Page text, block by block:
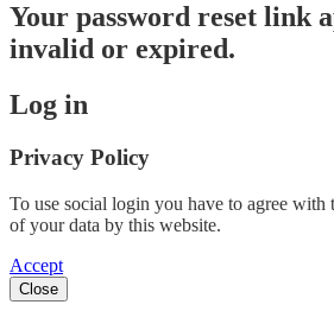
Your password reset link
invalid or expired.
Log in
Privacy Policy
To use social login you have to agree with
of your data by this website.
Accept
Close